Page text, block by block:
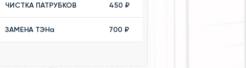
ЧИСТКА ПАТРУБКОВ 450 ₽
ЗАМЕНА ТЭНа 700 ₽